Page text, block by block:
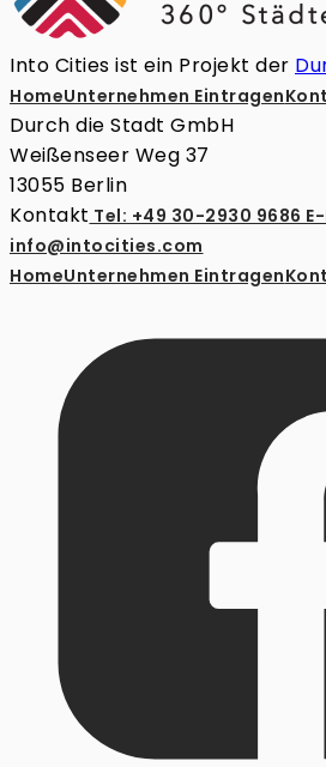
Into Cities ist ein Projekt der
HomeUnternehmen Eintragen
Durch die Stadt GmbH
Weißenseer Weg 37
13055 Berlin
Kontakt Tel: +49 30-2930 9686
info@intocities.com
HomeUnternehmen Eintragen